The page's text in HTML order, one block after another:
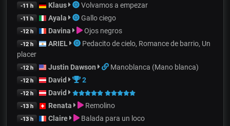
-11 h Klaus Volvamos a empezar
-11 h Ayala Gallo ciego
-12 h Davina Ojos negros
-12 h ARIEL
Pedacito de cielo, Romance de barrio, Un
placer
-12 h Justin Dawson Manoblanca (Mano blanca)
-12 h David 2
-12 h David
-13 h Renata Remolino
-13 h Claire Balada para un loco